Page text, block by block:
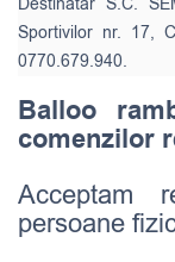
Sportivilor nr. 17,
0770.679.940.
Balloo
comenzilor
Acceptam
persoane